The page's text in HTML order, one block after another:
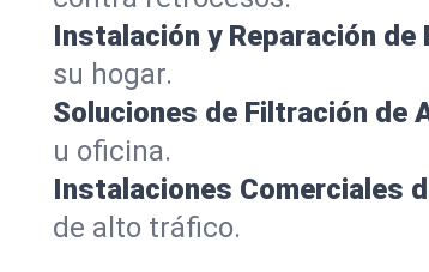
Instalación y Reparación de
su hogar.
Soluciones de Filtración de
u oficina.
Instalaciones Comerciales
de alto tráfico.